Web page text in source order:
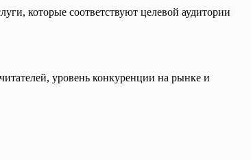
которые соответствуют целевой аудитории
уровень конкуренции на рынке и